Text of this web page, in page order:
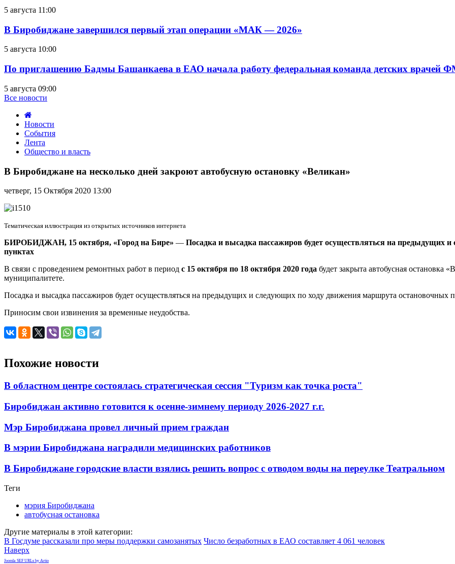
5 августа 11:00
В Биробиджане завершился первый этап операции «МАК — 2026»
5 августа 10:00
По приглашению Бадмы Башанкаева в ЕАО начала работу федеральная команда детских врачей
5 августа 09:00
Все новости
Новости
События
Лента
Общество и власть
Биробиджане
на
несколько
дней
закроют
остановку
В Биробиджане на несколько дней закроют автобусную остановку «Великан»
четверг, 15 Октября 2020 13:00
Тематическая иллюстрация из открытых источников интернета
БИРОБИДЖАН, 15 октября, «Город на Бире» — Посадка и высадка пассажиров будет осуществляться на предыдущих
пунктах
В связи с проведением ремонтных работ в период с 15 октября по 18 октября 2020 года будет закрыта автобусная остановка
муниципалитете.
Посадка и высадка пассажиров будет осуществляться на предыдущих и следующих по ходу движения маршрута остановочных
Приносим свои извинения за временные неудобства.
Похожие новости
В областном центре состоялась стратегическая сессия "Туризм как точка роста"
Биробиджан активно готовится к осенне-зимнему периоду 2026-2027 г.г.
Мэр Биробиджана провел личный прием граждан
В мэрии Биробиджана наградили медицинских работников
В Биробиджане городские власти взялись решить вопрос с отводом воды на переулке Театральном
Теги
мэрия Биробиджана
автобусная остановка
Другие материалы в этой категории:
В Госдуме рассказали про меры поддержки самозанятых Число безработных в ЕАО составляет 4 061 человек
Наверх
Joomla SEF URLs by Artio